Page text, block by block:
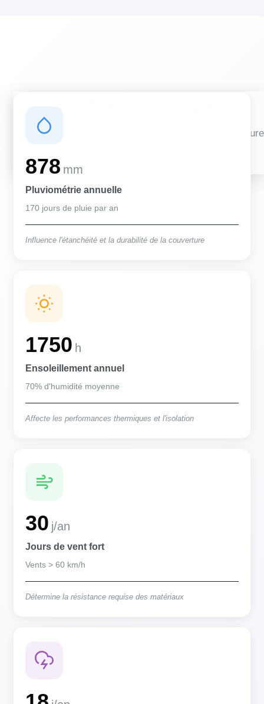
Des conditions qui influencent vos travaux de couverture
878 mm
Pluviométrie annuelle
170 jours de pluie par an
Influence l'étanchéité et la durabilité de la couverture
1750 h
Ensoleillement annuel
70% d'humidité moyenne
Affecte les performances thermiques et l'isolation
30 j/an
Jours de vent fort
Vents > 60 km/h
Détermine la résistance requise des matériaux